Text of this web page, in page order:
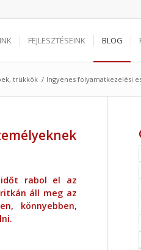
FEJLESZTÉSEINK BLOG
trükkök / Ingyenes folyamatkezelési
időt rabol el az
áll meg az
könnyebben,